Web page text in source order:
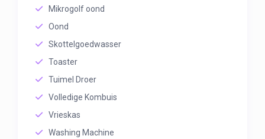
Mikrogolf oond
Oond
Skottelgoedwasser
Toaster
Tuimel Droer
Volledige Kombuis
Vrieskas
Washing Machine